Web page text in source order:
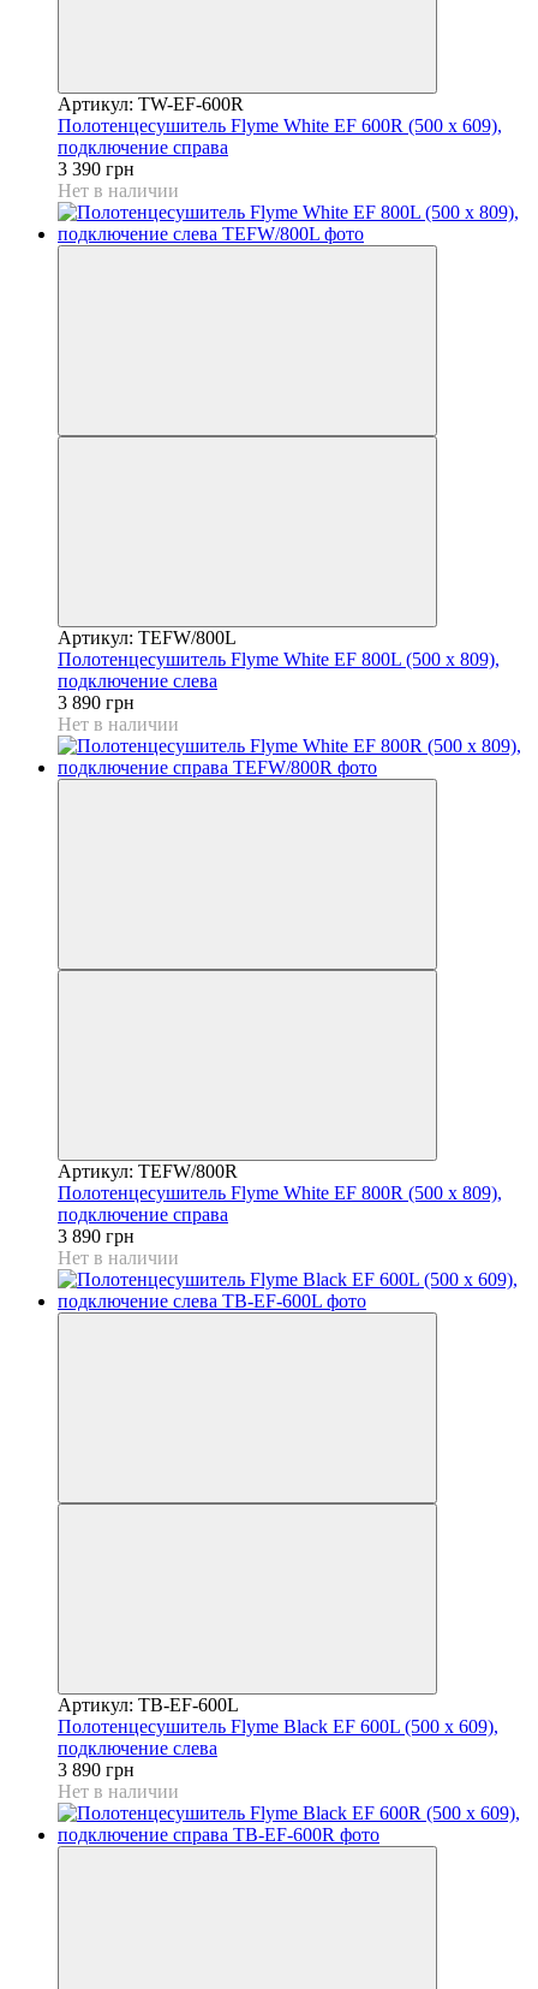
Артикул: TW-EF-600R
Полотенцесушитель Flyme White EF 600R (500 х 609),
подключение справа
3 390 грн
Нет в наличии
Артикул: TEFW/800L
Полотенцесушитель Flyme White EF 800L (500 х 809),
подключение слева
3 890 грн
Нет в наличии
Артикул: TEFW/800R
Полотенцесушитель Flyme White EF 800R (500 х 809),
подключение справа
3 890 грн
Нет в наличии
Артикул: TB-EF-600L
Полотенцесушитель Flyme Black EF 600L (500 х 609),
подключение слева
3 890 грн
Нет в наличии